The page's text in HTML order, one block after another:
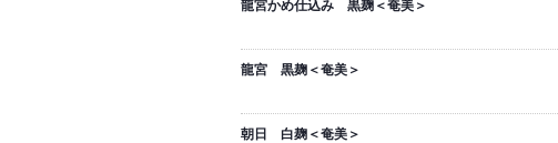
龍宮かめ仕込み 黒麹＜奄美＞
龍宮 黒麹＜奄美＞
朝日 白麹＜奄美＞